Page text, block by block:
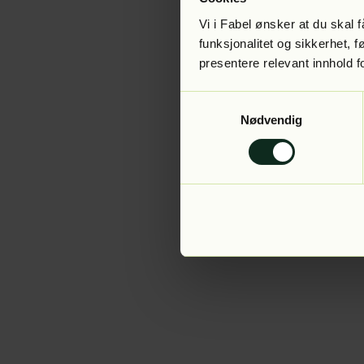
Vi i Fabel ønsker at du skal
funksjonalitet og sikkerhet,
presentere relevant innhold
Nødvendig
Application